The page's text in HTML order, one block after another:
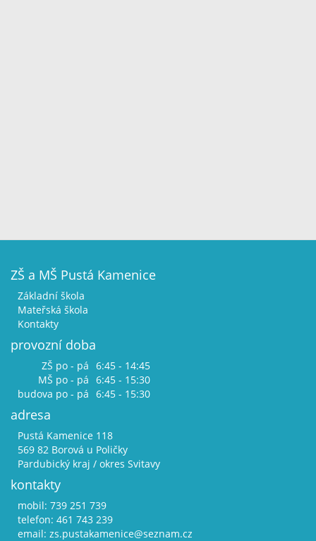
ZŠ a MŠ Pustá Kamenice
Základní škola
Mateřská škola
Kontakty
provozní doba
ZŠ po - pá 6:45 - 14:45
MŠ po - pá 6:45 - 15:30
budova po - pá 6:45 - 15:30
adresa
Pustá Kamenice 118
569 82 Borová u Poličky
Pardubický kraj / okres Svitavy
kontakty
mobil: 739 251 739
telefon: 461 743 239
email: zs.pustakamenice@seznam.cz